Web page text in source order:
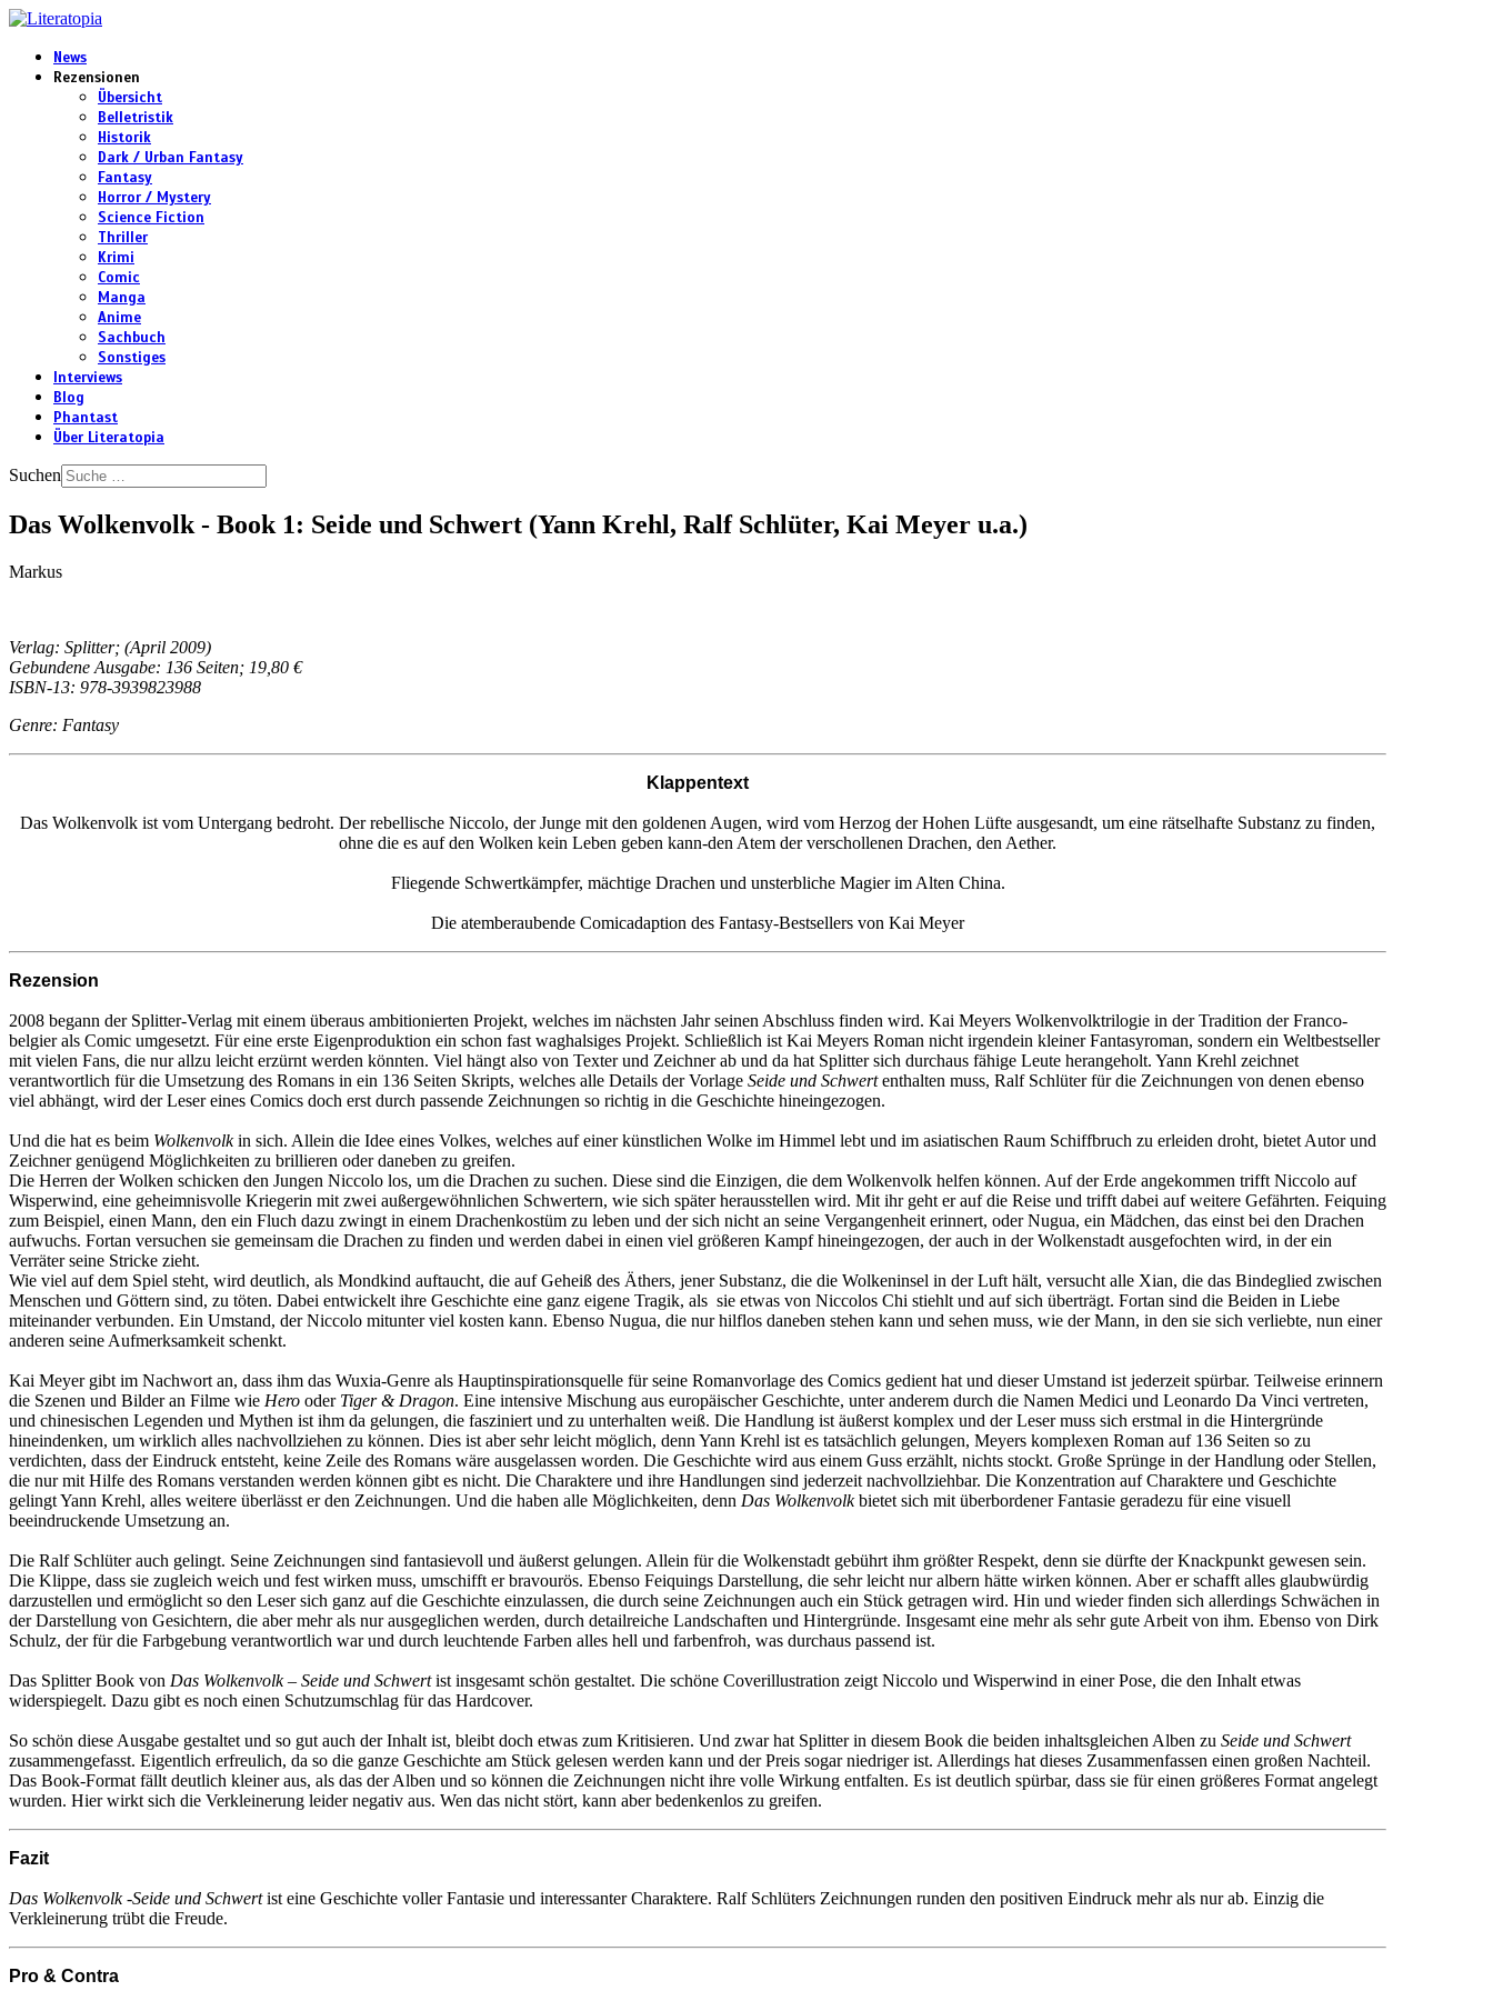
News
Rezensionen
Übersicht
Belletristik
Historik
Dark / Urban Fantasy
Fantasy
Horror / Mystery
Science Fiction
Thriller
Krimi
Comic
Manga
Anime
Sachbuch
Sonstiges
Interviews
Blog
Phantast
Über Literatopia
Suchen
Das Wolkenvolk - Book 1: Seide und Schwert (Yann Krehl, Ralf Schlüter, Kai Meyer u.a.)
Markus
Verlag: Splitter; (April 2009)
Gebundene Ausgabe: 136 Seiten; 19,80 €
ISBN-13: 978-3939823988
Genre: Fantasy
Klappentext
Das Wolkenvolk ist vom Untergang bedroht. Der rebellische Niccolo, der Junge mit den goldenen Augen, wird vom Herzog der Hohen Lüfte ausgesandt, um eine rätselhafte Substanz zu finden,
ohne die es auf den Wolken kein Leben geben kann-den Atem der verschollenen Drachen, den Aether.
Fliegende Schwertkämpfer, mächtige Drachen und unsterbliche Magier im Alten China.
Die atemberaubende Comicadaption des Fantasy-Bestsellers von Kai Meyer
Rezension
2008 begann der Splitter-Verlag mit einem überaus ambitionierten Projekt, welches im nächsten Jahr seinen Abschluss finden wird. Kai Meyers Wolkenvolktrilogie in der Tradition der Franco-
belgier als Comic umgesetzt. Für eine erste Eigenproduktion ein schon fast waghalsiges Projekt. Schließlich ist Kai Meyers Roman nicht irgendein kleiner Fantasyroman, sondern ein Weltbestseller
mit vielen Fans, die nur allzu leicht erzürnt werden könnten. Viel hängt also von Texter und Zeichner ab und da hat Splitter sich durchaus fähige Leute herangeholt. Yann Krehl zeichnet
verantwortlich für die Umsetzung des Romans in ein 136 Seiten Skripts, welches alle Details der Vorlage Seide und Schwertenthalten muss, Ralf Schlüter für die Zeichnungen von denen ebenso
viel abhängt, wird der Leser eines Comics doch erst durch passende Zeichnungen so richtig in die Geschichte hineingezogen.
Und die hat es beim Wolkenvolkin sich. Allein die Idee eines Volkes, welches auf einer künstlichen Wolke im Himmel lebt und im asiatischen Raum Schiffbruch zu erleiden droht, bietet Autor und
Zeichner genügend Möglichkeiten zu brillieren oder daneben zu greifen.
Die Herren der Wolken schicken den Jungen Niccolo los, um die Drachen zu suchen. Diese sind die Einzigen, die dem Wolkenvolk helfen können. Auf der Erde angekommen trifft Niccolo auf
Wisperwind, eine geheimnisvolle Kriegerin mit zwei außergewöhnlichen Schwertern, wie sich später herausstellen wird. Mit ihr geht er auf die Reise und trifft dabei auf weitere Gefährten. Feiquing
zum Beispiel, einen Mann, den ein Fluch dazu zwingt in einem Drachenkostüm zu leben und der sich nicht an seine Vergangenheit erinnert, oder Nugua, ein Mädchen, das einst bei den Drachen
aufwuchs. Fortan versuchen sie gemeinsam die Drachen zu finden und werden dabei in einen viel größeren Kampf hineingezogen, der auch in der Wolkenstadt ausgefochten wird, in der ein
Verräter seine Stricke zieht.
Wie viel auf dem Spiel steht, wird deutlich, als Mondkind auftaucht, die auf Geheiß des Äthers, jener Substanz, die die Wolkeninsel in der Luft hält, versucht alle Xian, die das Bindeglied zwischen
Menschen und Göttern sind, zu töten. Dabei entwickelt ihre Geschichte eine ganz eigene Tragik, als sie etwas von Niccolos Chi stiehlt und auf sich überträgt. Fortan sind die Beiden in Liebe
miteinander verbunden. Ein Umstand, der Niccolo mitunter viel kosten kann. Ebenso Nugua, die nur hilflos daneben stehen kann und sehen muss, wie der Mann, in den sie sich verliebte, nun einer
anderen seine Aufmerksamkeit schenkt.
Kai Meyer gibt im Nachwort an, dass ihm das Wuxia-Genre als Hauptinspirationsquelle für seine Romanvorlage des Comics gedient hat und dieser Umstand ist jederzeit spürbar. Teilweise erinnern
die Szenen und Bilder an Filme wie Hero oder Tiger & Dragon. Eine intensive Mischung aus europäischer Geschichte, unter anderem durch die Namen Medici und Leonardo Da Vinci vertreten,
und chinesischen Legenden und Mythen ist ihm da gelungen, die fasziniert und zu unterhalten weiß. Die Handlung ist äußerst komplex und der Leser muss sich erstmal in die Hintergründe
hineindenken, um wirklich alles nachvollziehen zu können. Dies ist aber sehr leicht möglich, denn Yann Krehl ist es tatsächlich gelungen, Meyers komplexen Roman auf 136 Seiten so zu
verdichten, dass der Eindruck entsteht, keine Zeile des Romans wäre ausgelassen worden. Die Geschichte wird aus einem Guss erzählt, nichts stockt. Große Sprünge in der Handlung oder Stellen,
die nur mit Hilfe des Romans verstanden werden können gibt es nicht. Die Charaktere und ihre Handlungen sind jederzeit nachvollziehbar. Die Konzentration auf Charaktere und Geschichte
gelingt Yann Krehl, alles weitere überlässt er den Zeichnungen. Und die haben alle Möglichkeiten, denn Das Wolkenvolkbietet sich mit überbordener Fantasie geradezu für eine visuell
beeindruckende Umsetzung an.
Die Ralf Schlüter auch gelingt. Seine Zeichnungen sind fantasievoll und äußerst gelungen. Allein für die Wolkenstadt gebührt ihm größter Respekt, denn sie dürfte der Knackpunkt gewesen sein.
Die Klippe, dass sie zugleich weich und fest wirken muss, umschifft er bravourös. Ebenso Feiquings Darstellung, die sehr leicht nur albern hätte wirken können. Aber er schafft alles glaubwürdig
darzustellen und ermöglicht so den Leser sich ganz auf die Geschichte einzulassen, die durch seine Zeichnungen auch ein Stück getragen wird. Hin und wieder finden sich allerdings Schwächen in
der Darstellung von Gesichtern, die aber mehr als nur ausgeglichen werden, durch detailreiche Landschaften und Hintergründe. Insgesamt eine mehr als sehr gute Arbeit von ihm. Ebenso von Dirk
Schulz, der für die Farbgebung verantwortlich war und durch leuchtende Farben alles hell und farbenfroh, was durchaus passend ist.
Das Splitter Book von Das Wolkenvolk – Seide und Schwertist insgesamt schön gestaltet. Die schöne Coverillustration zeigt Niccolo und Wisperwind in einer Pose, die den Inhalt etwas
widerspiegelt. Dazu gibt es noch einen Schutzumschlag für das Hardcover.
So schön diese Ausgabe gestaltet und so gut auch der Inhalt ist, bleibt doch etwas zum Kritisieren. Und zwar hat Splitter in diesem Book die beiden inhaltsgleichen Alben zu Seide und Schwert
zusammengefasst. Eigentlich erfreulich, da so die ganze Geschichte am Stück gelesen werden kann und der Preis sogar niedriger ist. Allerdings hat dieses Zusammenfassen einen großen Nachteil.
Das Book-Format fällt deutlich kleiner aus, als das der Alben und so können die Zeichnungen nicht ihre volle Wirkung entfalten. Es ist deutlich spürbar, dass sie für einen größeres Format angelegt
wurden. Hier wirkt sich die Verkleinerung leider negativ aus. Wen das nicht stört, kann aber bedenkenlos zu greifen.
Fazit
Das Wolkenvolk -Seide und Schwertist eine Geschichte voller Fantasie und interessanter Charaktere. Ralf Schlüters Zeichnungen runden den positiven Eindruck mehr als nur ab. Einzig die
Verkleinerung trübt die Freude.
Pro & Contra